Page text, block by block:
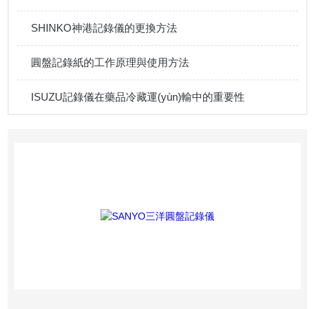
SHINKO神港記錄儀的更換方法
圓盤記錄紙的工作原理與使用方法
ISUZU記錄儀在藥品冷藏運(yùn)輸中的重要性